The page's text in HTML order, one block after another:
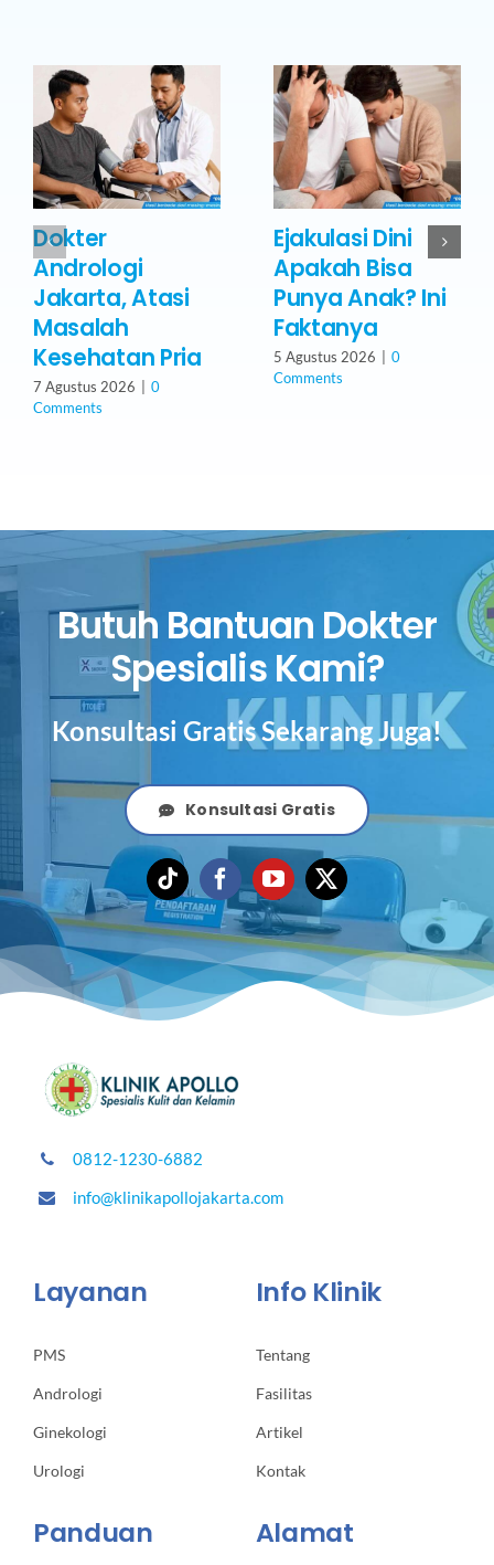
Dokter
Andrologi
Jakarta, Atasi
Masalah
Kesehatan Pria
7 Agustus 2026
0
Comments
Ejakulasi Dini
Apakah Bisa
Punya Anak? Ini
Faktanya
5 Agustus 2026
0
Comments
Butuh Bantuan Dokter
Spesialis Kami?
Konsultasi Gratis Sekarang Juga!
Konsultasi Gratis
0812-1230-6882
info@klinikapollojakarta.com
Layanan
PMS
Andrologi
Ginekologi
Urologi
Info Klinik
Tentang
Fasilitas
Artikel
Kontak
Panduan Alamat